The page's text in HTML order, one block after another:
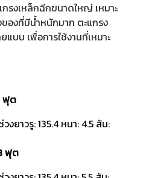
รงเหล็กฉีกขนาดใหญ่ เหมาะ
องที่มีน้ำหนักมาก ตะแกรง
บบ เพื่อการใช้งานที่เหมาะ
ฟุต
งยาวรู: 135.4 หนา: 4.5 สัน:
ฟุต